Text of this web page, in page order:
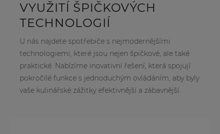
VYUŽITÍ ŠPIČKOVÝCH
TECHNOLOGIÍ
U nás najdete spotřebiče s nejmodernějšími
technologiemi, které jsou nejen špičkové, ale také
praktické. Nabízíme inovativní řešení, která spojují
pokročilé funkce s jednoduchým ovládáním, aby byly
vaše kulinářské zážitky efektivnější a zábavnější.